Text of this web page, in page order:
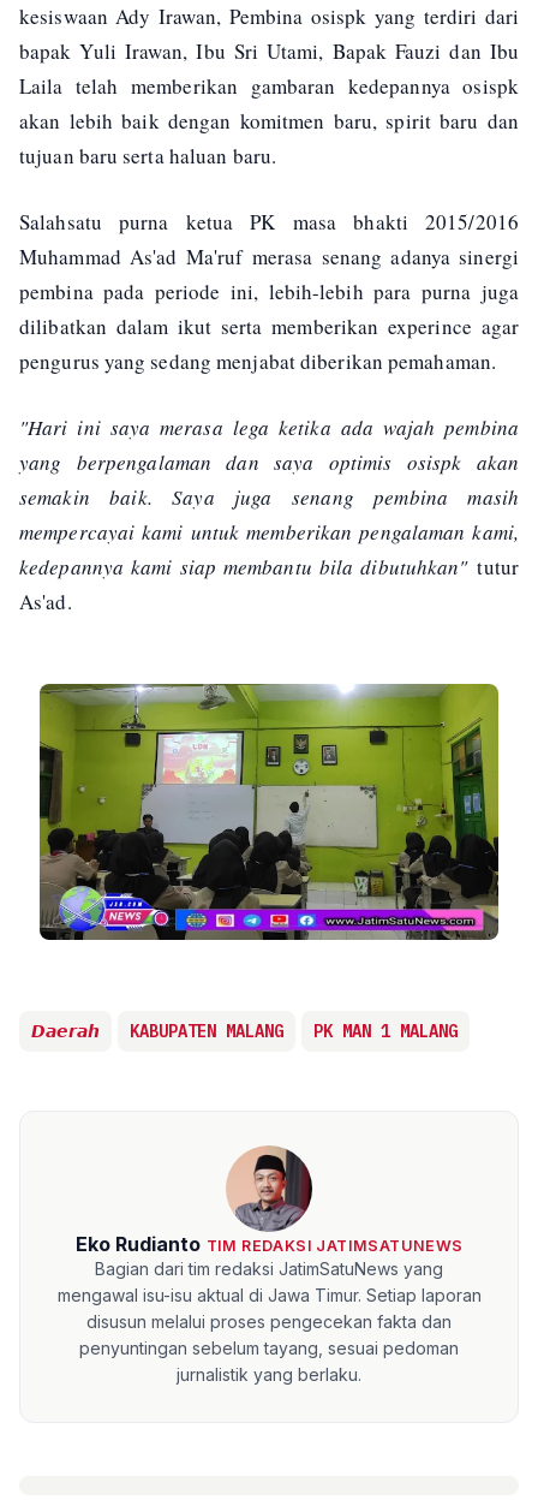
kesiswaan Ady Irawan, Pembina osispk yang terdiri dari
bapak Yuli Irawan, Ibu Sri Utami, Bapak Fauzi dan Ibu
Laila telah memberikan gambaran kedepannya osispk
akan lebih baik dengan komitmen baru, spirit baru dan
tujuan baru serta haluan baru.
Salahsatu purna ketua PK masa bhakti 2015/2016
Muhammad As'ad Ma'ruf merasa senang adanya sinergi
pembina pada periode ini, lebih-lebih para purna juga
dilibatkan dalam ikut serta memberikan experince agar
pengurus yang sedang menjabat diberikan pemahaman.
"Hari ini saya merasa lega ketika ada wajah pembina
yang berpengalaman dan saya optimis osispk akan
semakin baik. Saya juga senang pembina masih
mempercayai kami untuk memberikan pengalaman kami,
kedepannya kami siap membantu bila dibutuhkan"tutur
As'ad.
𝘿𝙖𝙚𝙧𝙖𝙝 KABUPATEN MALANG PK MAN 1 MALANG
Eko Rudianto TIM REDAKSI JATIMSATUNEWS
Bagian dari tim redaksi JatimSatuNews yang
mengawal isu-isu aktual di Jawa Timur. Setiap laporan
disusun melalui proses pengecekan fakta dan
penyuntingan sebelum tayang, sesuai pedoman
jurnalistik yang berlaku.